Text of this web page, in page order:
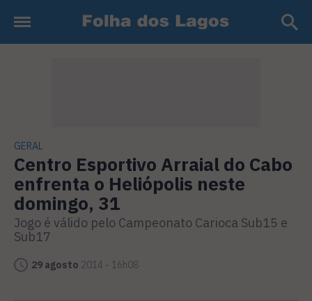
GERAL
Centro Esportivo Arraial do Cabo
enfrenta o Heliópolis neste
domingo, 31
Jogo é válido pelo Campeonato Carioca Sub15 e
Sub17
29 agosto 2014 - 16h08